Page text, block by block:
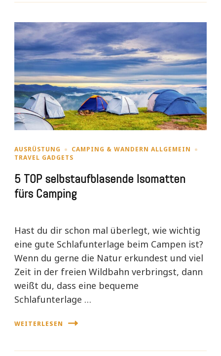
AUSRÜSTUNG
CAMPING & WANDERN ALLGEMEIN
TRAVEL GADGETS
5 TOP selbstaufblasende Isomatten
fürs Camping
Hast du dir schon mal überlegt, wie wichtig
eine gute Schlafunterlage beim Campen ist?
Wenn du gerne die Natur erkundest und viel
Zeit in der freien Wildbahn verbringst, dann
weißt du, dass eine bequeme
Schlafunterlage …
WEITERLESEN